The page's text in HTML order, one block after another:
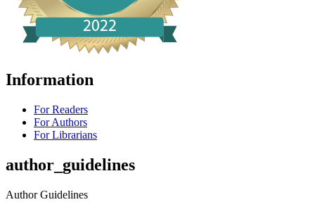
Information
For Readers
For Authors
For Librarians
author_guidelines
Author Guidelines